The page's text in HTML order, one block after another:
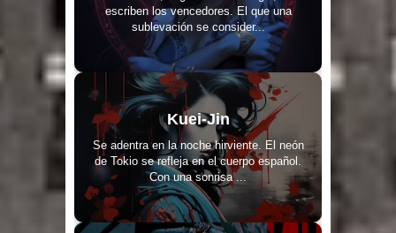
escriben los vencedores. El que una
sublevación se consider...
Kuei-Jin
Se adentra en la noche hirviente. El neón
de Tokio se refleja en el cuerpo español.
Con una sonrisa ...